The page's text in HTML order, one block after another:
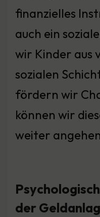
finanzielles
auch ein
wir Kinder aus
sozialen
fördern wir
können wir
weiter
der